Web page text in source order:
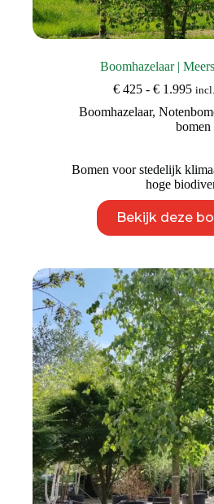
Boomhazelaar |
€425 - €1.995
tot
€
Boomhazelaar,
bomen
Bomen voor stedelijk
hoge
Bekijk dezeproduct
heeft
Deze
optie
kan
worden
op
de